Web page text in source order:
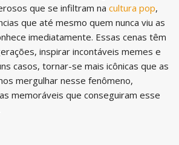
que se infiltram na cultura pop,
que até mesmo quem nunca viu as
imediatamente. Essas cenas têm
inspirar incontáveis memes e
casos, tornar-se mais icônicas que as
mergulhar nesse fenômeno,
memoráveis que conseguiram esse